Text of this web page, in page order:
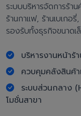
ระบบบริหารจัดการร้าน
ร้านกาแฟ, ร้านเบเกอ
รองรับทั้งธุรกิจขนาด
บริหารงานหน้าร้
ควบคุมคลังสินค้
ระบบส่วนกลาง
โมชั่นสาขา